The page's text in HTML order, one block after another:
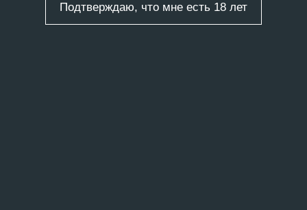
Подтверждаю, что мне есть 18 лет